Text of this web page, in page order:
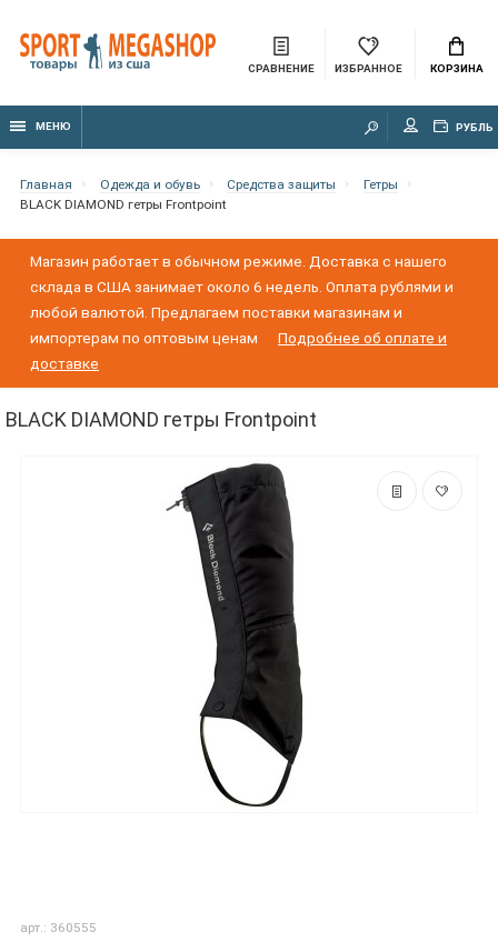
СРАВНЕНИЕ ИЗБРАННОЕ КОРЗИНА
МЕНЮ РУБЛЬ
Главная Одежда и обувь Средства защиты
Гетры
BLACK DIAMOND гетры Frontpoint
Магазин работает в обычном режиме. Доставка с нашего
склада в США занимает около 6 недель. Оплата рублями и
любой валютой. Предлагаем поставки магазинам и
импортерам по оптовым ценам
Подробнее об оплате и
доставке
BLACK DIAMOND гетры Frontpoint
арт.: 360555